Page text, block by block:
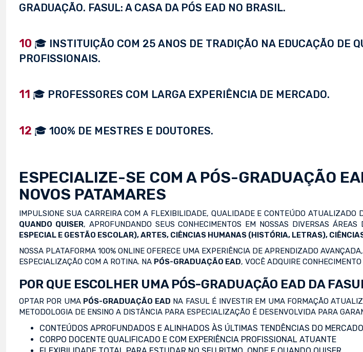
GRADUAÇÃO. FASUL: A CASA DA PÓS EAD NO BRASIL.
10 🎓 INSTITUIÇÃO COM 25 ANOS DE TRADIÇÃO NA EDUCAÇÃO DE
PROFISSIONAIS.
11 🎓 PROFESSORES COM LARGA EXPERIÊNCIA DE MERCADO.
12 🎓 100% DE MESTRES E DOUTORES.
ESPECIALIZE-SE COM A PÓS-GRADUAÇÃO
NOVOS PATAMARES
IMPULSIONE SUA CARREIRA COM A FLEXIBILIDADE, QUALIDADE E CONTEÚDO ATUALIZADO
QUANDO QUISER, APROFUNDANDO SEUS CONHECIMENTOS EM NOSSAS DIVERSAS ÁREAS
ESPECIAL E GESTÃO ESCOLAR), ARTES, CIÊNCIAS HUMANAS (HISTÓRIA, LETRAS),
NOSSA PLATAFORMA 100% ONLINE OFERECE UMA EXPERIÊNCIA DE APRENDIZADO
ESPECIALIZAÇÃO COM A ROTINA. NA PÓS-GRADUAÇÃO EAD, VOCÊ ADQUIRE
POR QUE ESCOLHER UMA PÓS-GRADUAÇÃO EAD DA
OPTAR POR UMA PÓS-GRADUAÇÃO EAD NA FASUL É INVESTIR EM UMA FORMAÇÃO
METODOLOGIA DE ENSINO A DISTÂNCIA PARA ESPECIALIZAÇÃO É DESENVOLVIDA PARA
CONTEÚDOS APROFUNDADOS E ALINHADOS ÀS ÚLTIMAS TENDÊNCIAS DO MERCADO
CORPO DOCENTE QUALIFICADO E COM EXPERIÊNCIA PROFISSIONAL ATUANTE